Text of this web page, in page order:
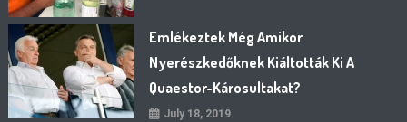
Emlékeztek Még Amikor
Nyerészkedőknek Kiáltották Ki A
Quaestor-Károsultakat?
July 18, 2019